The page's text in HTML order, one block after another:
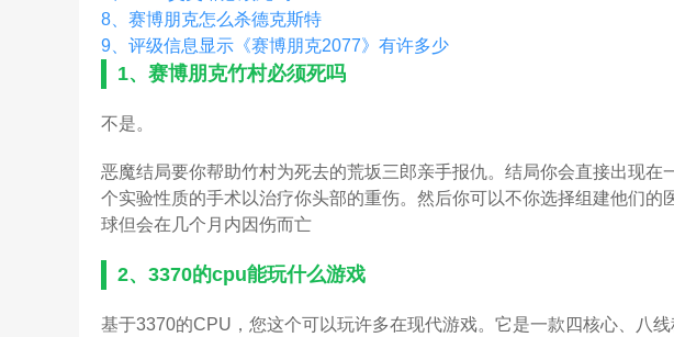
8、 赛博朋克怎么杀德克斯特
9、 评级信息显示《赛博朋克2077》有许多少
1、 赛博朋克竹村必须死吗
不是。
恶魔结局要你帮助竹村为死去的荒坂三郎亲手报仇。结局你会直接出现在
个实验性质的手术以治疗你头部的重伤。然后你可以不你选择组建他们的
球但会在几个月内因伤而亡
2、 3370的cpu能玩什么游戏
基于3370的CPU，您这个可以玩许多在现代游戏。它是一款四核心、八